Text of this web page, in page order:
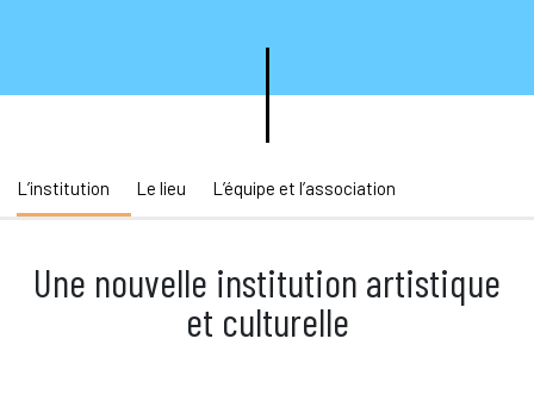
L’institution Le lieu L’équipe et l’association
Une nouvelle institution artistique
et culturelle